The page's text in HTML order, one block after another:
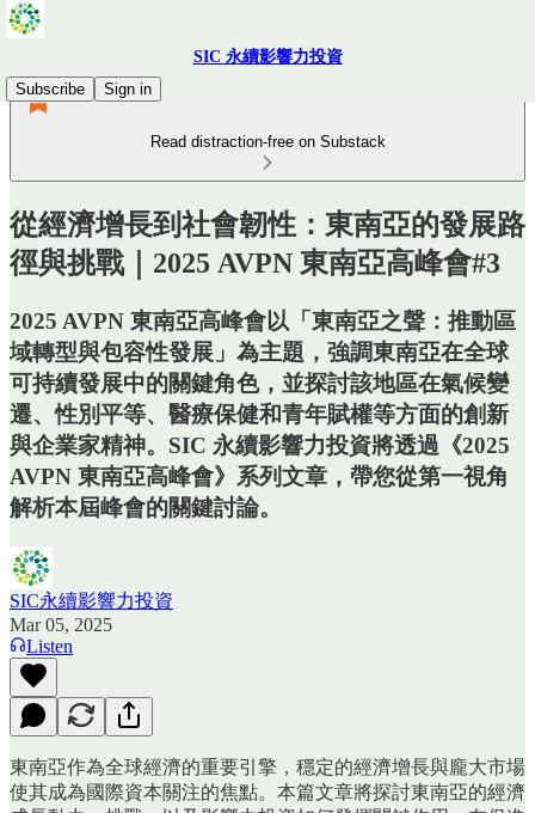
SIC 永續影響力投資
Subscribe
Sign in
Read distraction-free on Substack
從經濟增長到社會韌性：東南亞的發展路
徑與挑戰｜2025 AVPN 東南亞高峰會#3
2025 AVPN 東南亞高峰會以「東南亞之聲：推動區
域轉型與包容性發展」為主題，強調東南亞在全球
可持續發展中的關鍵角色，並探討該地區在氣候變
遷、性別平等、醫療保健和青年賦權等方面的創新
與企業家精神。SIC 永續影響力投資將透過《2025
AVPN 東南亞高峰會》系列文章，帶您從第一視角
解析本屆峰會的關鍵討論。
SIC永續影響力投資
Mar 05, 2025
Listen
東南亞作為全球經濟的重要引擎，穩定的經濟增長與龐大市場
使其成為國際資本關注的焦點。本篇文章將探討東南亞的經濟